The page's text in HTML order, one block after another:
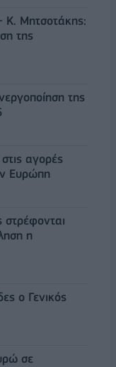
Κ. Μητσοτάκης:
της
της
αγορές
Ευρώπη
στρέφονται
η
ο Γενικός
σε